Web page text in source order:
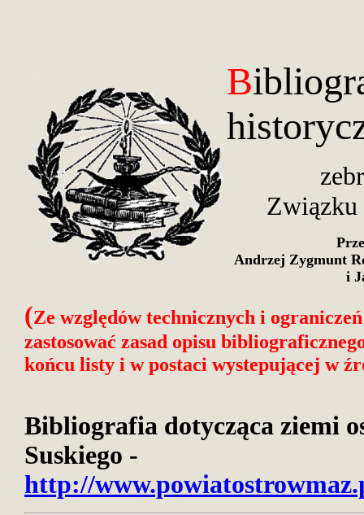
B
Związku
Andrzej Zygmunt
i
(Ze względów technicznych i
zastosować zasad opisu
końcu listy i w postaci wystepującej w
Bibliografia dotycząca ziemi
Suskiego -
http://